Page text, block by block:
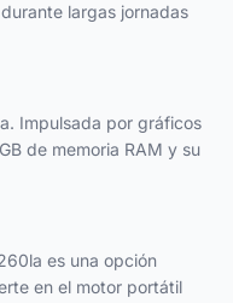
largas jornadas
Impulsada por gráficos
de memoria RAM y su
es una opción
en el motor portátil